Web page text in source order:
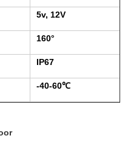
5v, 12V
160°
IP67
-40-60℃